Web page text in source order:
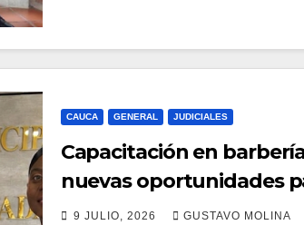
CAUCA GENERAL JUDICIALES
Capacitación en
nuevas oportunidades
jóvenes de Puerto
9 JULIO, 2026 GUSTAVO MOLINA